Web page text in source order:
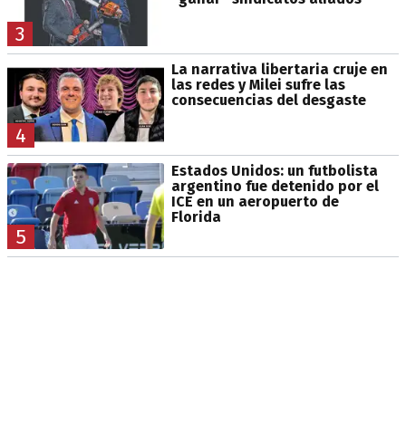
3
4
La narrativa libertaria cruje en
las redes y Milei sufre las
consecuencias del desgaste
5
Estados Unidos: un futbolista
argentino fue detenido por el
ICE en un aeropuerto de
Florida